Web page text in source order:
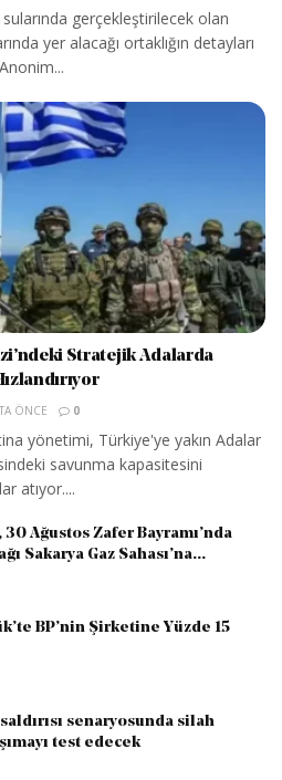
gerçekleştirilecek olan
yer alacağı ortaklığın detayları
Stratejik Adalarda
ÖNCE 0
yönetimi, Türkiye'ye yakın Adalar
savunma kapasitesini
atıyor....
30 Ağustos Zafer Bayramı’nda
Sakarya Gaz Sahası’na...
BP’nin Şirketine Yüzde 15
senaryosunda silah
test edecek